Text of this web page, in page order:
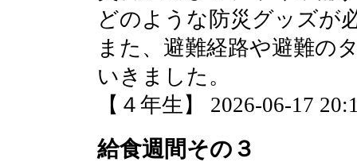
どのような防災グッズが
また、避難経路や避難の
いきました。
【４年生】 2026-06-17
給食週間その３